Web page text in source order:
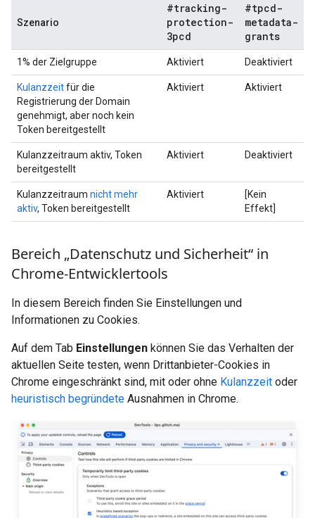
Szenario
#tracking-
protection-
3pcd
#tpcd-
metadata-
grants
1% der Zielgruppe Aktiviert Deaktiviert
Kulanzzeitfür die
Registrierung der Domain
genehmigt, aber noch kein
Token bereitgestellt
Aktiviert Aktiviert
Kulanzzeitraum aktiv, Token
bereitgestellt
Aktiviert Deaktiviert
Kulanzzeitraum nicht mehr
aktiv, Token bereitgestellt
Aktiviert
[Kein
Effekt]
Bereich „Datenschutz und Sicherheit“ in
Chrome-Entwicklertools
In diesem Bereich finden Sie Einstellungen und
Informationen zu Cookies.
Auf dem Tab Einstellungen können Sie das Verhalten der
aktuellen Seite testen, wenn Drittanbieter-Cookies in
Chrome eingeschränkt sind, mit oder ohne Kulanzzeit oder
heuristisch begründete Ausnahmen in Chrome.